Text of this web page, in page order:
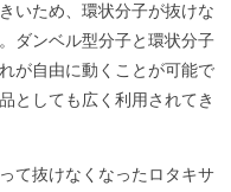
いため、環状分子が抜けな
ダンベル型分子と環状分子
が自由に動くことが可能で
としても広く利用されてき
て抜けなくなったロタキサ